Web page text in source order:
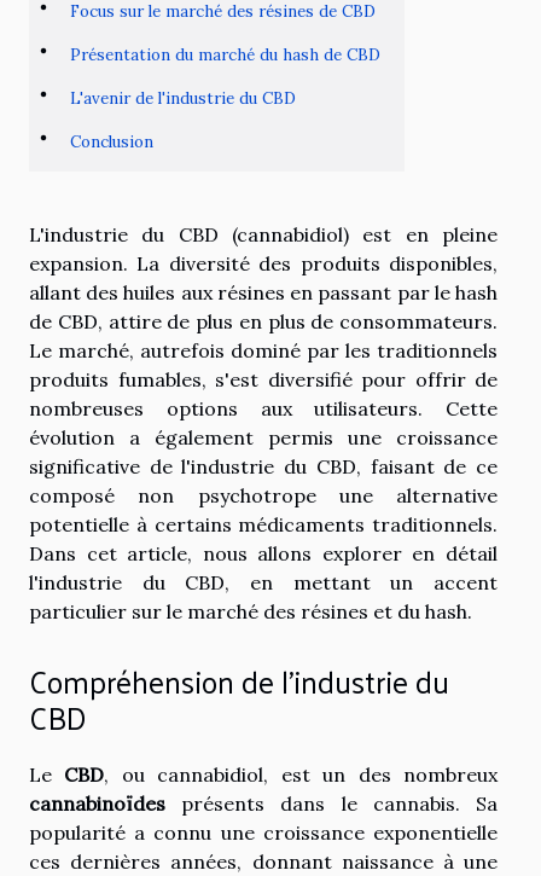
Focus sur le marché des résines de CBD
Présentation du marché du hash de CBD
L'avenir de l'industrie du CBD
Conclusion
L'industrie du CBD (cannabidiol) est en pleine
expansion. La diversité des produits disponibles,
allant des huiles aux résines en passant par le hash
de CBD, attire de plus en plus de consommateurs.
Le marché, autrefois dominé par les traditionnels
produits fumables, s'est diversifié pour offrir de
nombreuses options aux utilisateurs. Cette
évolution a également permis une croissance
significative de l'industrie du CBD, faisant de ce
composé non psychotrope une alternative
potentielle à certains médicaments traditionnels.
Dans cet article, nous allons explorer en détail
l'industrie du CBD, en mettant un accent
particulier sur le marché des résines et du hash.
Compréhension de l'industrie du
CBD
Le CBD, ou cannabidiol, est un des nombreux
cannabinoïdes présents dans le cannabis. Sa
popularité a connu une croissance exponentielle
ces dernières années, donnant naissance à une